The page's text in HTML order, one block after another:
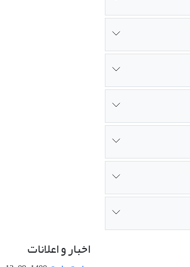
اخبار و اعلانات